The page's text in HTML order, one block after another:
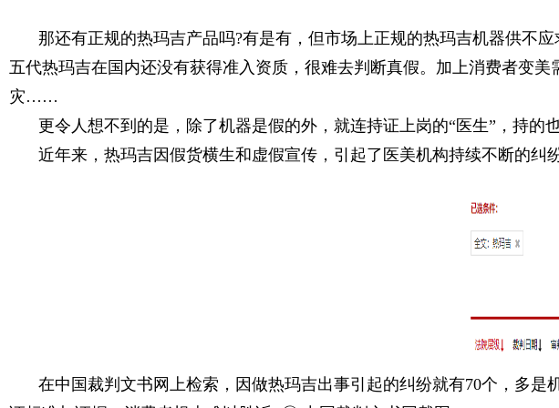
那还有正规的热玛吉产品吗?有是有，但市场上正规的热玛吉机器供不
五代热玛吉在国内还没有获得准入资质，很难去判断真假。加上消费者变
灾……
更令人想不到的是，除了机器是假的外，就连持证上岗的“医生”，持
近年来，热玛吉因假货横生和虚假宣传，引起了医美机构持续不断的纠
在中国裁判文书网上检索，因做热玛吉出事引起的纠纷就有70个，多